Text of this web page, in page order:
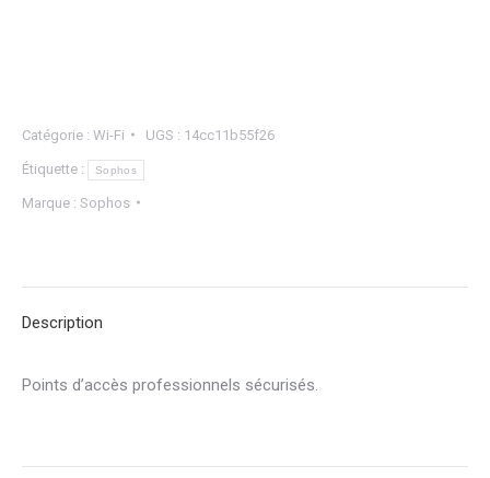
Catégorie : Wi-Fi UGS : 14cc11b55f26
Étiquette : Sophos
Marque : Sophos
Description
Points d’accès professionnels sécurisés.